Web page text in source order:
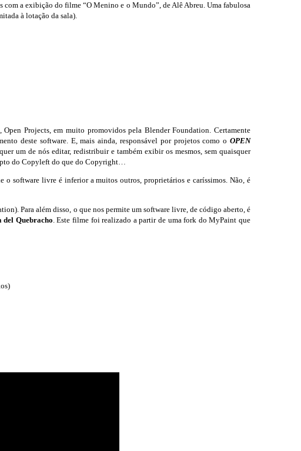
a exibição do filme “O Menino e o Mundo”, de Alê Abreu. Uma fabulosa
à lotação da sala).
Projects, em muito promovidos pela Blender Foundation. Certamente
deste software. E, mais ainda, responsável por projetos como oOPEN
um de nós editar, redistribuir e também exibir os mesmos, sem quaisquer
do Copyleft do que do Copyright…
software livre é inferior a muitos outros, proprietários e caríssimos. Não, é
Para além disso, o que nos permite um software livre, de código aberto, é
Quebracho . Este filme foi realizado a partir de uma fork do MyPaint que